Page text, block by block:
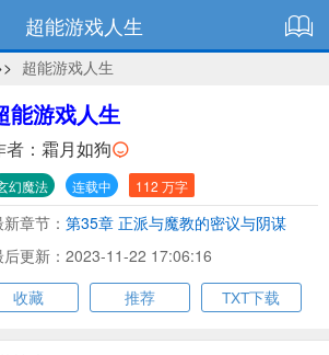
超能游戏人生
超能游戏人生
能游戏人生
： 霜月如狗
幻魔法 连载中 112 万字
章节： 第35章 正派与魔教的密议与阴谋
后更新：2023-11-22 17:06:16
收藏 推荐 TXT下载